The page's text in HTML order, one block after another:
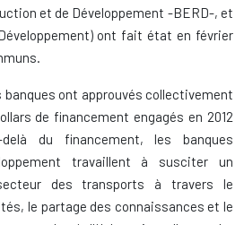
et de Développement -BERD-, et
ont fait état en février
banques ont approuvés collectivement
de financement engagés en 2012
du financement,les
banques
travaillent à
susciter un
des transports
à travers le
, le partage des connaissances et le